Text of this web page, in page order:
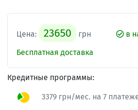
Цена: 23650 грн
в
Бесплатная доставка
Кредитные программы:
3379 грн/мес. на 7